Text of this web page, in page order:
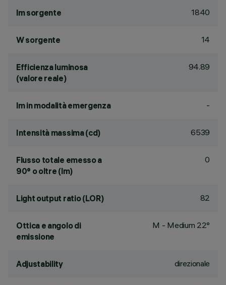
lm sorgente 1840
W sorgente 14
Efficienza luminosa
(valore reale)
94.89
lm in modalità emergenza -
Intensità massima (cd) 6539
Flusso totale emesso a
90° o oltre (lm)
0
Light output ratio (LOR) 82
Ottica e angolo di
emissione
M - Medium 22°
Adjustability direzionale